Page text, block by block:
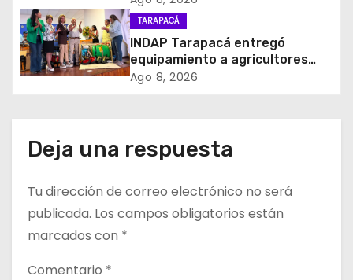
e
e
r
a
d
mundial Raúl Choque
TARAPACÁ
INDAP Tarapacá entregó
equipamiento a agricultores
para prevenir la mosca de la
Ago 8, 2026
Deja una respuesta
Tu dirección de correo electrónico no será
publicada. Los campos obligatorios están
marcados con *
Comentario *